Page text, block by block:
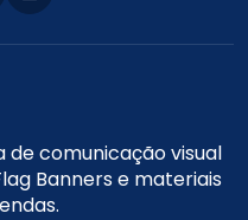
de comunicação visual
Banners e materiais